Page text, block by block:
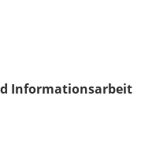
Informationsarbeit